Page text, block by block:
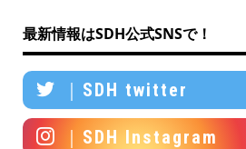
最新情報はSDH公式SNSで！
｜SDH twitter
｜SDH Instagram